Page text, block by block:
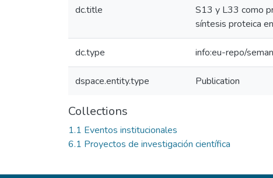
dc.title
S13 y L33 como
síntesis proteica
dc.type info:eu-repo/
dspace.entity.type Publication
Collections
1.1 Eventos institucionales
6.1 Proyectos de investigación científica